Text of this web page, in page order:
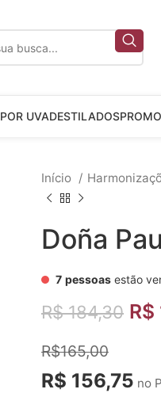
POR UVADESTILADOS
Início
Doña
7 pessoas estão
R$184,30 R$
R$165,00
R$ 156,75 no